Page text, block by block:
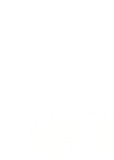
Wilayah kerja
Southwest
estimasi cadangan
sebesar 2,9 TCF
Sementara itu, WK
konsorsium BP dan
cadangan sekitar
Sumatera Selatan